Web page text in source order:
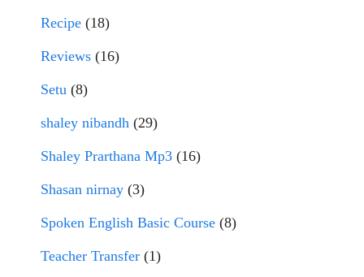
Recipe (18)
Reviews (16)
Setu (8)
shaley nibandh (29)
Shaley Prarthana Mp3 (16)
Shasan nirnay (3)
Spoken English Basic Course (8)
Teacher Transfer (1)